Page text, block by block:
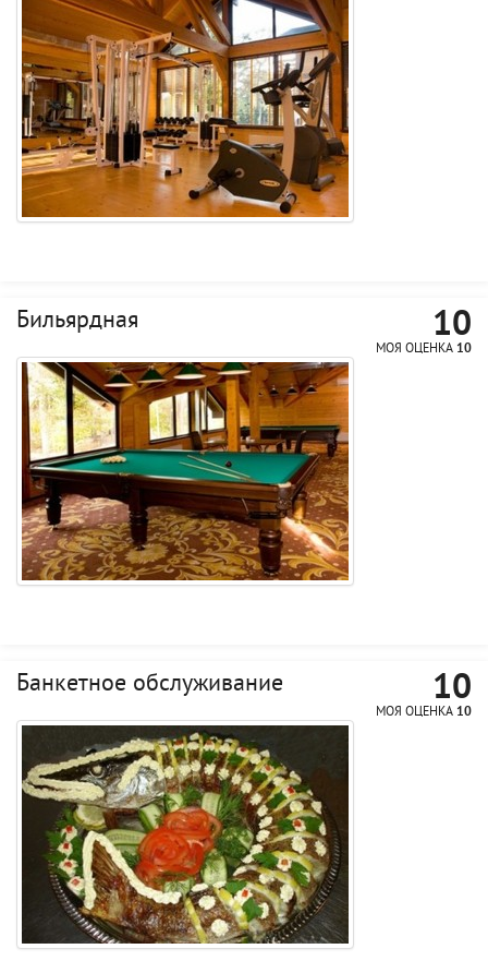
Бильярдная 10
МОЯ ОЦЕНКА 10
Банкетное обслуживание 10
МОЯ ОЦЕНКА 10